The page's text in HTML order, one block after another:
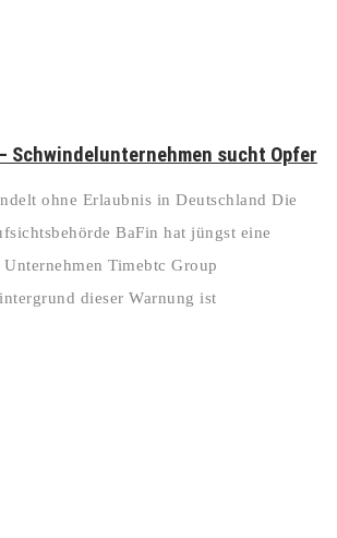
Schwindelunternehmen sucht Opfer
ohne Erlaubnis in Deutschland Die
BaFin hat jüngst eine
Timebtc Group
dieser Warnung ist